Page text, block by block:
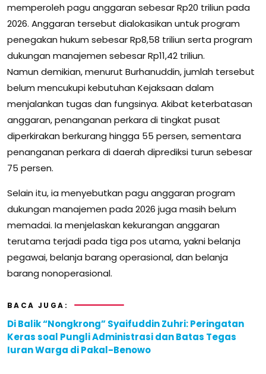
memperoleh pagu anggaran sebesar Rp20 triliun pada
2026. Anggaran tersebut dialokasikan untuk program
penegakan hukum sebesar Rp8,58 triliun serta program
dukungan manajemen sebesar Rp11,42 triliun.
Namun demikian, menurut Burhanuddin, jumlah tersebut
belum mencukupi kebutuhan Kejaksaan dalam
menjalankan tugas dan fungsinya. Akibat keterbatasan
anggaran, penanganan perkara di tingkat pusat
diperkirakan berkurang hingga 55 persen, sementara
penanganan perkara di daerah diprediksi turun sebesar
75 persen.
Selain itu, ia menyebutkan pagu anggaran program
dukungan manajemen pada 2026 juga masih belum
memadai. Ia menjelaskan kekurangan anggaran
terutama terjadi pada tiga pos utama, yakni belanja
pegawai, belanja barang operasional, dan belanja
barang nonoperasional.
BACA JUGA:
Di Balik “Nongkrong” Syaifuddin Zuhri: Peringatan
Keras soal Pungli Administrasi dan Batas Tegas
Iuran Warga di Pakal-Benowo